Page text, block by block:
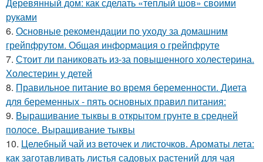
руками
6. Основные рекомендации по уходу за домашним
грейпфрутом. Общая информация о грейпфруте
7. Стоит ли паниковать из-за повышенного холестерина.
Холестерин у детей
8. Правильное питание во время беременности. Диета
для беременных - пять основных правил питания:
9. Выращивание тыквы в открытом грунте в средней
полосе. Выращивание тыквы
10. Целебный чай из веточек и листочков. Ароматы лета:
как заготавливать листья садовых растений для чая